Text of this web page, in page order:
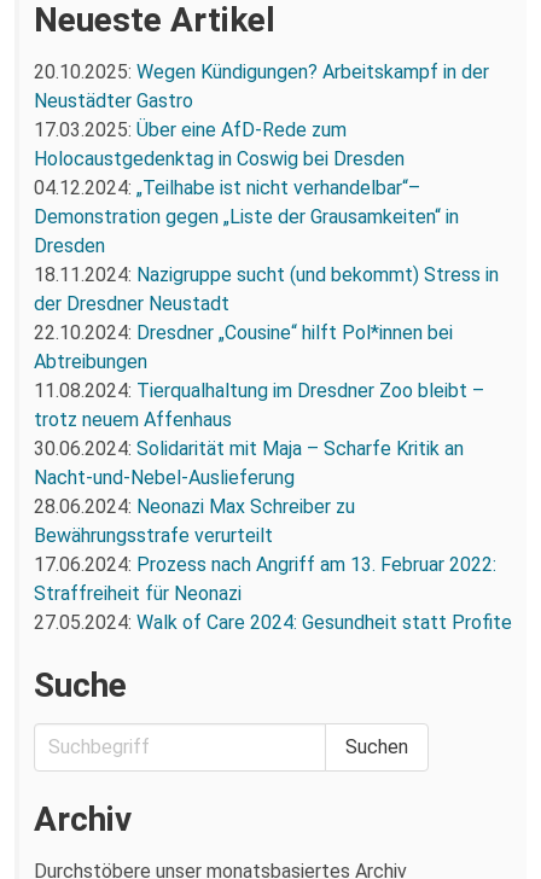
Neueste Artikel
20.10.2025: Wegen Kündigungen? Arbeitskampf in der
Neustädter Gastro
17.03.2025: Über eine AfD-Rede zum
Holocaustgedenktag in Coswig bei Dresden
04.12.2024: „Teilhabe ist nicht verhandelbar“–
Demonstration gegen „Liste der Grausamkeiten“ in
Dresden
18.11.2024: Nazigruppe sucht (und bekommt) Stress in
der Dresdner Neustadt
22.10.2024: Dresdner „Cousine“ hilft Pol*innen bei
Abtreibungen
11.08.2024: Tierqualhaltung im Dresdner Zoo bleibt –
trotz neuem Affenhaus
30.06.2024: Solidarität mit Maja – Scharfe Kritik an
Nacht-und-Nebel-Auslieferung
28.06.2024: Neonazi Max Schreiber zu
Bewährungsstrafe verurteilt
17.06.2024: Prozess nach Angriff am 13. Februar 2022:
Straffreiheit für Neonazi
27.05.2024: Walk of Care 2024: Gesundheit statt Profite
Suche
Archiv
Durchstöbere unser monatsbasiertes Archiv